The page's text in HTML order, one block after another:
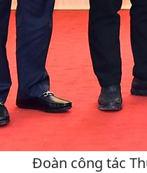
Đoàn công tác